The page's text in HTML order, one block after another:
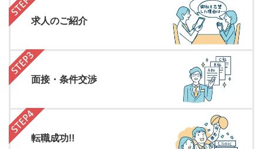
求人のご紹介
面接・条件交渉
転職成功!!